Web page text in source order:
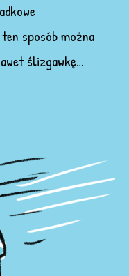
sposób można
ślizgawkę…